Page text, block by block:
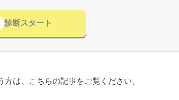
診断スタート
方は、こちらの記事をご覧ください。